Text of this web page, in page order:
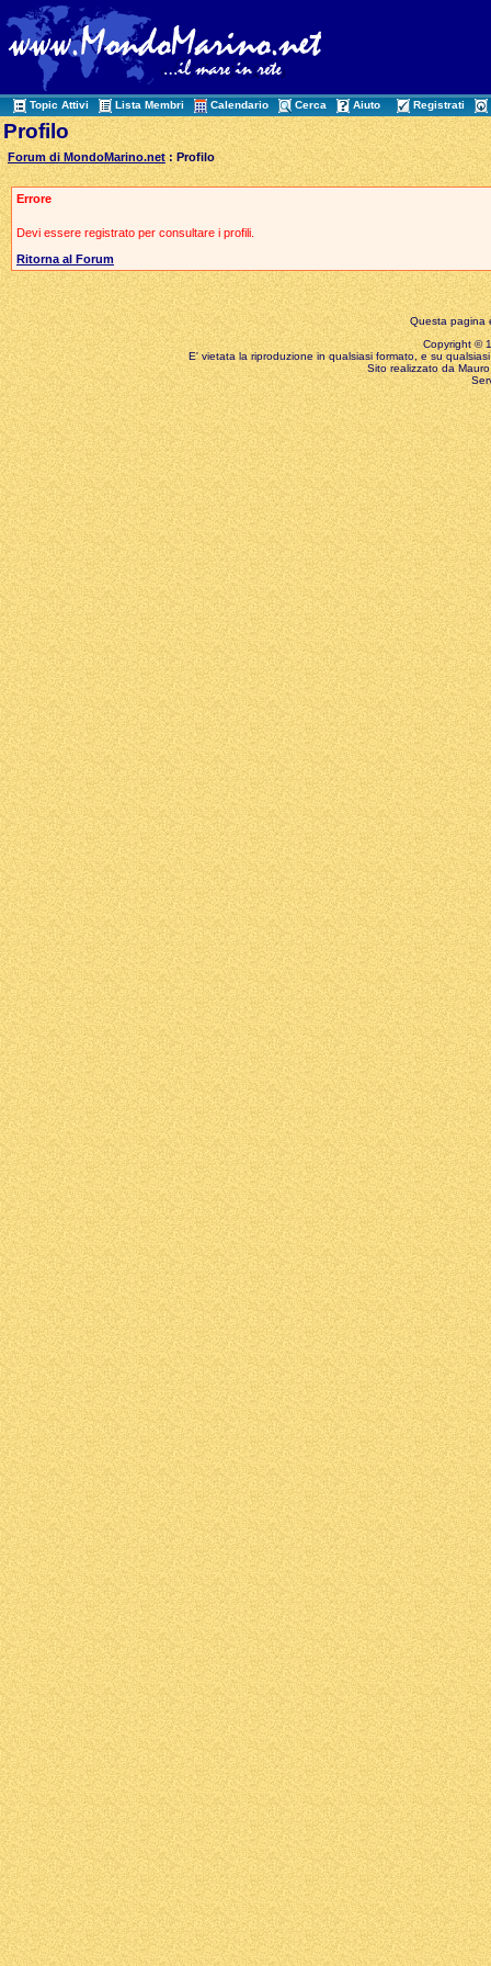
Topic Attivi Lista Membri Calendario Cerca Aiuto Registrati
Profilo
Forum di MondoMarino.net : Profilo
Errore
Devi essere registrato per consultare i profili.
Ritorna al Forum
Questa pagina
Copyright ©
E' vietata la riproduzione in qualsiasi formato, e su
Sito realizzato da